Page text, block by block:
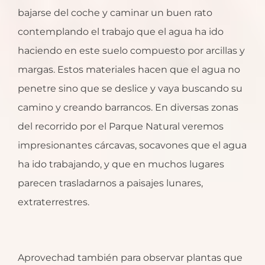
bajarse del coche y caminar un buen rato
contemplando el trabajo que el agua ha ido
haciendo en este suelo compuesto por arcillas y
margas. Estos materiales hacen que el agua no
penetre sino que se deslice y vaya buscando su
camino y creando barrancos. En diversas zonas
del recorrido por el Parque Natural veremos
impresionantes cárcavas, socavones que el agua
ha ido trabajando, y que en muchos lugares
parecen trasladarnos a paisajes lunares,
extraterrestres.
Aprovechad también para observar plantas que